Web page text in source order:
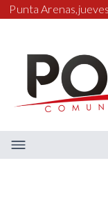
Punta Arenas,